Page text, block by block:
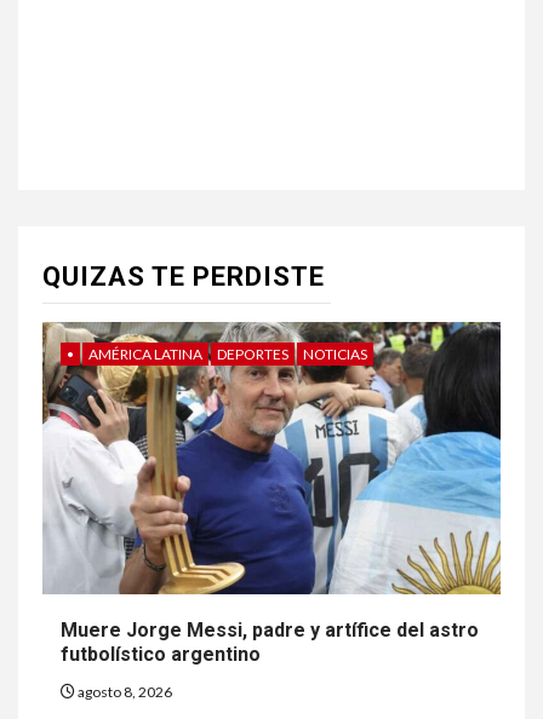
QUIZAS TE PERDISTE
• AMÉRICA LATINA DEPORTES NOTICIAS
Muere Jorge Messi, padre y artífice del astro
futbolístico argentino
agosto 8, 2026